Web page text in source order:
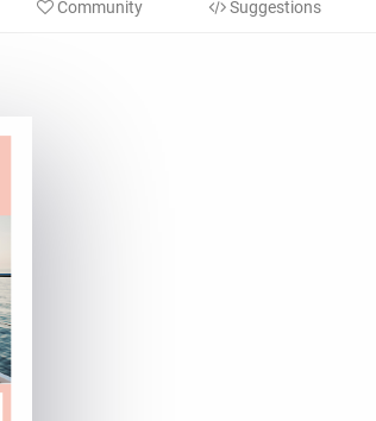
Community Suggestions